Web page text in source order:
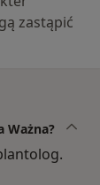
zastąpić
Ważna?